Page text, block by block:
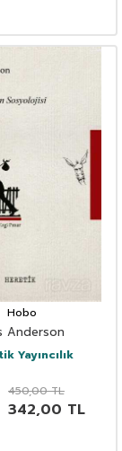
Hobo
Anderson
Yayıncılık
450,00TL
342,00 TL